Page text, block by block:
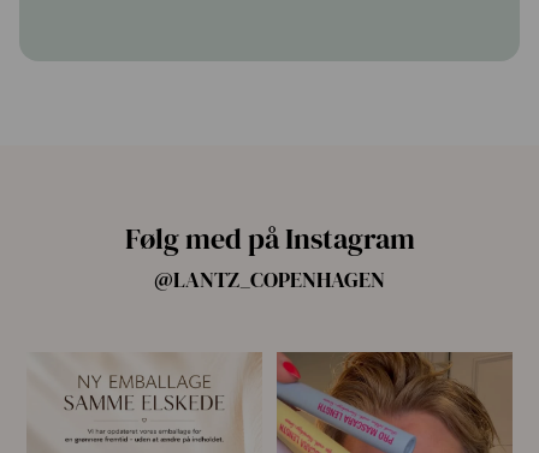
Følg med på Instagram
@LANTZ_COPENHAGEN
🌿 Ny emballage – samme
mascara, du elsker 💗
...
For første gang har vi samlet
alle fire Pro...
11